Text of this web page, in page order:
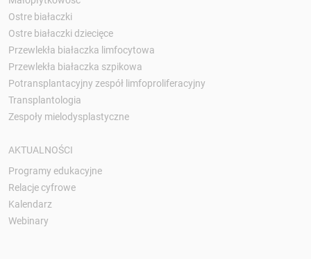
Ostre białaczki
Ostre białaczki dziecięce
Przewlekła białaczka limfocytowa
Przewlekła białaczka szpikowa
Potransplantacyjny zespół limfoproliferacyjny
Transplantologia
Zespoły mielodysplastyczne
AKTUALNOŚCI
Programy edukacyjne
Relacje cyfrowe
Kalendarz
Webinary